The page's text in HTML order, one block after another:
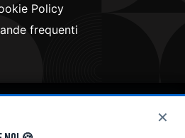
Policy
frequenti
. All rights reserved
×